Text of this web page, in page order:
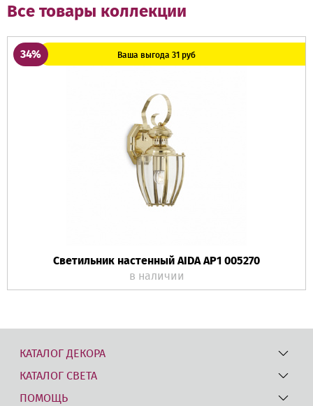
Все товары коллекции
34% Ваша выгода 31 руб
Светильник настенный AIDA AP1 005270
в наличии
КАТАЛОГ ДЕКОРА
КАТАЛОГ СВЕТА
ПОМОЩЬ